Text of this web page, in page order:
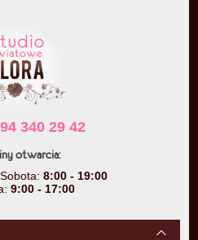
340 29 42
otwarcia:
8:00 - 19:00
9:00 - 17:00